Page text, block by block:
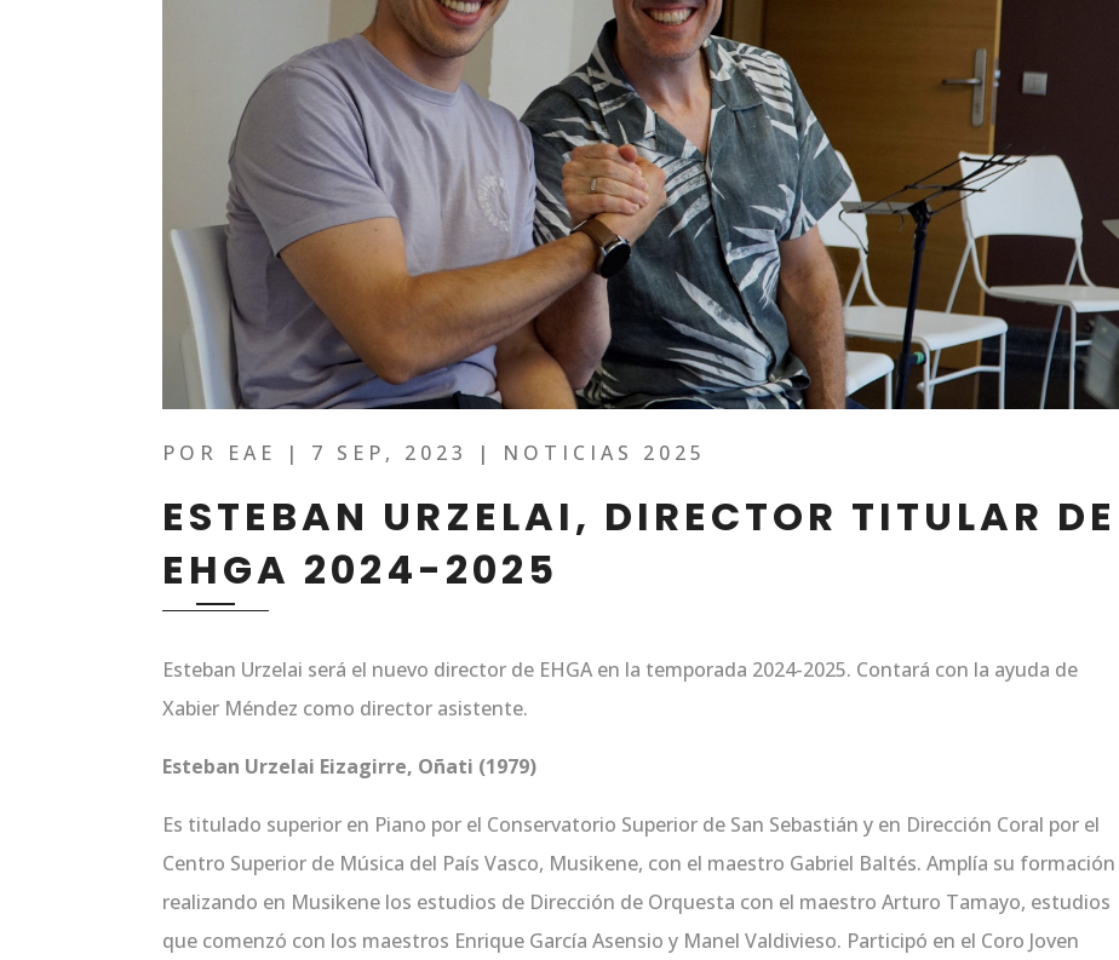
POR EAE | 7 SEP, 2023 | NOTICIAS 2025
ESTEBAN URZELAI, DIRECTOR TITULAR DE
EHGA 2024-2025
Esteban Urzelai será el nuevo director de EHGA en la temporada 2024-2025. Contará con la ayuda de
Xabier Méndez como director asistente.
Esteban Urzelai Eizagirre, Oñati (1979)
Es titulado superior en Piano por el Conservatorio Superior de San Sebastián y en Dirección Coral por el
Centro Superior de Música del País Vasco, Musikene, con el maestro Gabriel Baltés. Amplía su formación
realizando en Musikene los estudios de Dirección de Orquesta con el maestro Arturo Tamayo, estudios
que comenzó con los maestros Enrique García Asensio y Manel Valdivieso. Participó en el Coro Joven